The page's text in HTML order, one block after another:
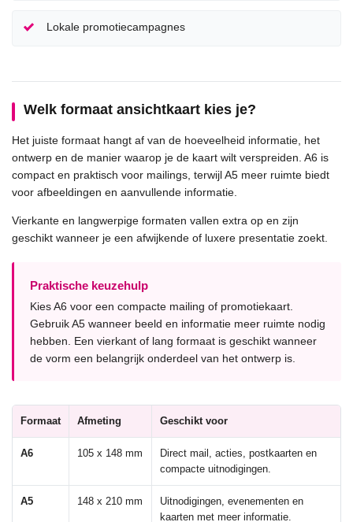
Lokale promotiecampagnes
Welk formaat ansichtkaart kies je?
Het juiste formaat hangt af van de hoeveelheid informatie, het
ontwerp en de manier waarop je de kaart wilt verspreiden. A6 is
compact en praktisch voor mailings, terwijl A5 meer ruimte biedt
voor afbeeldingen en aanvullende informatie.
Vierkante en langwerpige formaten vallen extra op en zijn
geschikt wanneer je een afwijkende of luxere presentatie zoekt.
Praktische keuzehulp
Kies A6 voor een compacte mailing of promotiekaart.
Gebruik A5 wanneer beeld en informatie meer ruimte nodig
hebben. Een vierkant of lang formaat is geschikt wanneer
de vorm een belangrijk onderdeel van het ontwerp is.
Formaat Afmeting Geschikt voor
A6 105 x 148 mm
Direct mail, acties, postkaarten en
compacte uitnodigingen.
A5 148 x 210 mm
Uitnodigingen, evenementen en
kaarten met meer informatie.